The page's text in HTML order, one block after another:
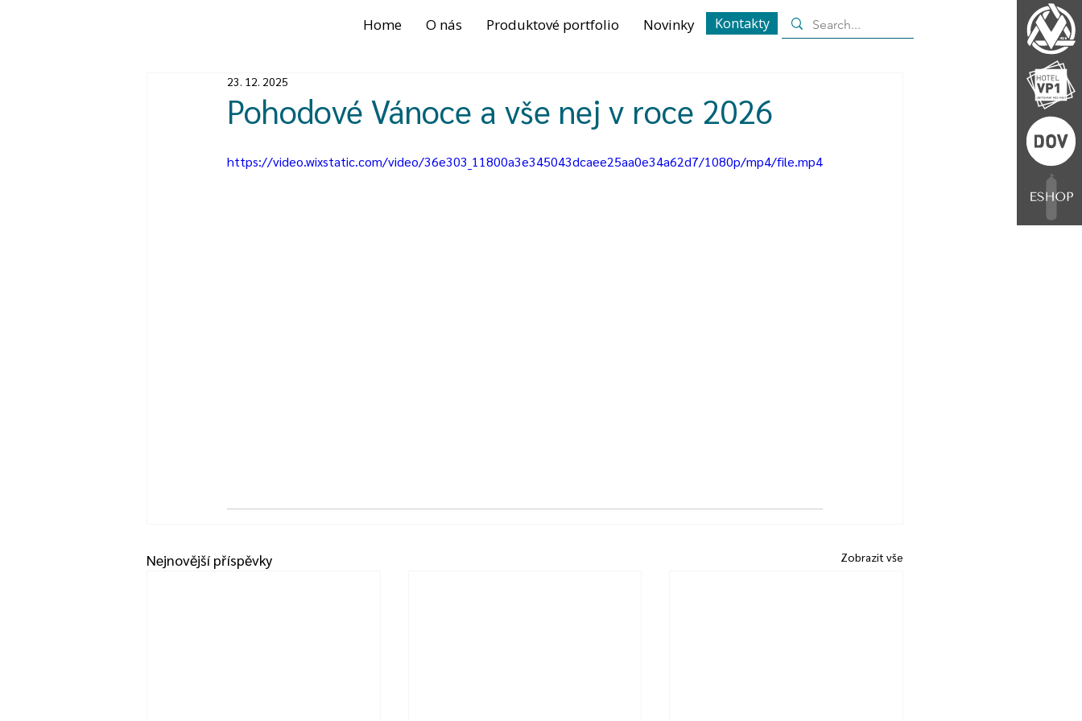
Home O nás Produktové portfolio Novinky Kontakty
Pohodové Vánoce a vše nej v roce 2026
23. 12. 2025
https://video.wixstatic.com/video/36e303_11800a3e345043dcaee25aa0e34a62d7/1080p/mp4/file.mp4
Nejnovější příspěvky Zobrazit vše